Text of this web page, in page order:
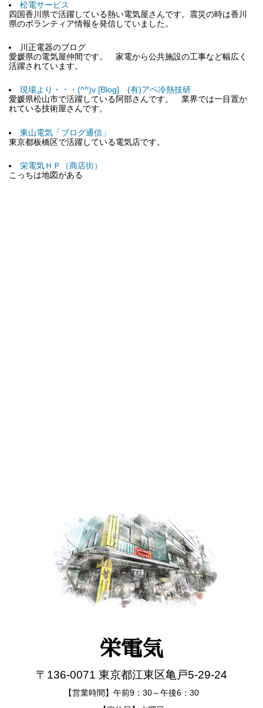
松電サービス
四国香川県で活躍している熱い電気屋さんです。震災の時は香川
県のボランティア情報を発信していました。
川正電器のブログ
愛媛県の電気屋仲間です。 家電から公共施設の工事など幅広く
活躍されています。
現場より・・・(^^)v [Blog] (有)アベ冷熱技研
愛媛県松山市で活躍している阿部さんです。 業界では一目置か
れている技術屋さんです。
東山電気「ブログ通信」
東京都板橋区で活躍している電気店です。
栄電気ＨＰ（商店街）
こっちは地図がある
栄電気
〒136-0071 東京都江東区亀戸5-29-24
【営業時間】午前9：30～午後6：30